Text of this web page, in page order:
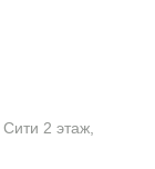
2 этаж,